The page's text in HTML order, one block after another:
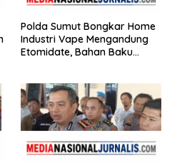
Polda Sumut Bongkar Home
Industri Vape Mengandung
Etomidate, Bahan Baku